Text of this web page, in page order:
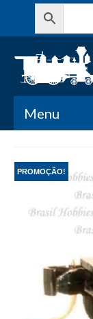
Menu
Meu Carrinho
Minha conta
PROMOÇÃO!